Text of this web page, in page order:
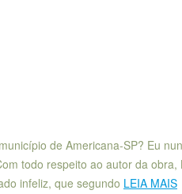
de Americana-SP? Eu
todo respeito ao autor da obra,
infeliz, que segundo LEIA MAIS